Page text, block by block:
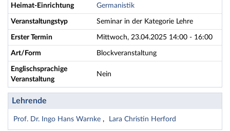
Heimat-Einrichtung Germanistik
Veranstaltungstyp Seminar in der Kategorie Lehre
Erster Termin Mittwoch, 23.04.2025 14:00 - 16:00
Art/Form Blockveranstaltung
Englischsprachige
Veranstaltung
Nein
Lehrende
Prof. Dr. Ingo Hans Warnke Lara Christin Herford